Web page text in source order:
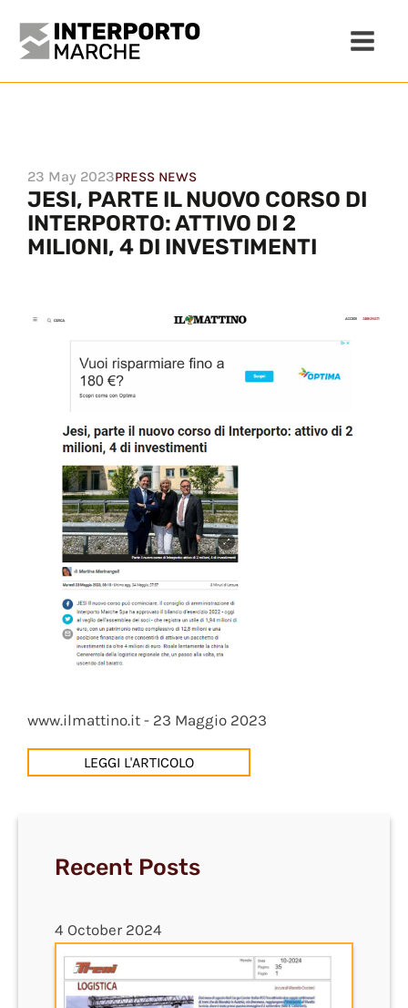
23 May 2023PRESS NEWS
JESI, PARTE IL NUOVO CORSO DI
INTERPORTO: ATTIVO DI 2
MILIONI, 4 DI INVESTIMENTI
www.ilmattino.it - 23 Maggio 2023
LEGGI L'ARTICOLO
Recent Posts
4 October 2024